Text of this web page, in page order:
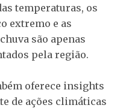
temperaturas, os
extremo e as
são apenas
pela região.
oferece insights
de ações climáticas